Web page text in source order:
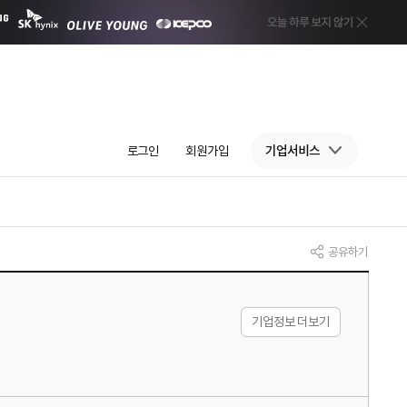
로그인 회원가입 기업서비스
공유하기
기업정보 더보기